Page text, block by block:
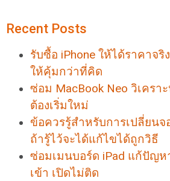
Recent Posts
รับซื้อ iPhone ให้ได้ราคาจริ
ให้คุ้มกว่าที่คิด
ซ่อม MacBook Neo วิเครา
ต้องเริ่มใหม่
ข้อควรรู้สำหรับการเปลี่ยนจ
ถ้ารู้ไว้จะได้แก้ไขได้ถูกวิธี
ซ่อมเมนบอร์ด iPad แก้ปัญห
เข้า เปิดไม่ติด